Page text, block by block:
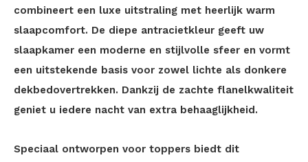
combineert een luxe uitstraling met heerlijk warm
slaapcomfort. De diepe antracietkleur geeft uw
slaapkamer een moderne en stijlvolle sfeer en vormt
een uitstekende basis voor zowel lichte als donkere
dekbedovertrekken. Dankzij de zachte flanelkwaliteit
geniet u iedere nacht van extra behaaglijkheid.
Speciaal ontworpen voor toppers biedt dit